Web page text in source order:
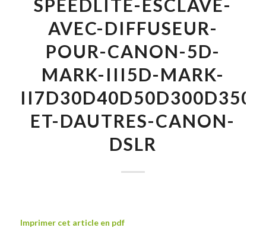
SPEEDLITE-ESCLAVE-
AVEC-DIFFUSEUR-
POUR-CANON-5D-
MARK-III5D-MARK-
ET-DAUTRES-CANON-
DSLR
Imprimer cet article en pdf